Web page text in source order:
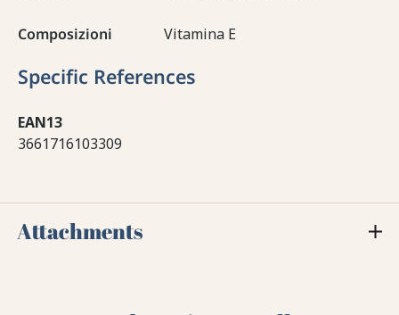
Composizioni Vitamina E
Specific References
EAN13
3661716103309
Attachments